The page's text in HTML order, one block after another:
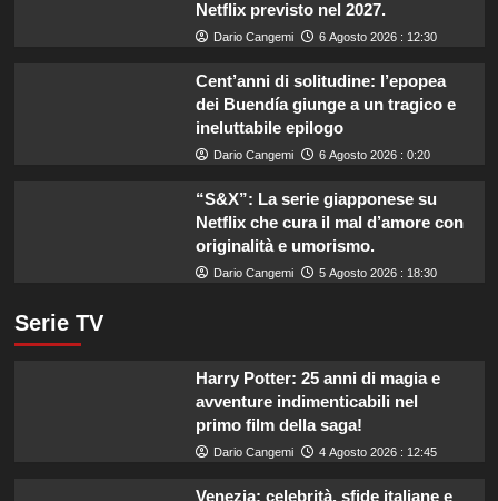
Netflix previsto nel 2027.
Dario Cangemi 6 Agosto 2026 : 12:30
Cent’anni di solitudine: l’epopea
dei Buendía giunge a un tragico e
ineluttabile epilogo
Dario Cangemi 6 Agosto 2026 : 0:20
“S&X”: La serie giapponese su
Netflix che cura il mal d’amore con
originalità e umorismo.
Dario Cangemi 5 Agosto 2026 : 18:30
Serie TV
Harry Potter: 25 anni di magia e
avventure indimenticabili nel
primo film della saga!
Dario Cangemi 4 Agosto 2026 : 12:45
Venezia: celebrità, sfide italiane e